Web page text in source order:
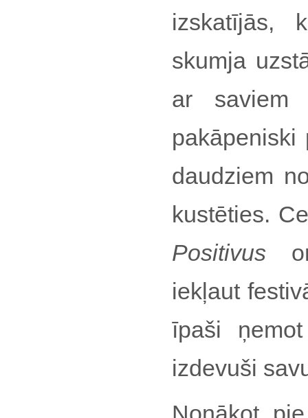
izskatījās,
skumja
ar saviem
daudziem
kustēties.
Positivus
iekļaut
īpaši
izdevuši